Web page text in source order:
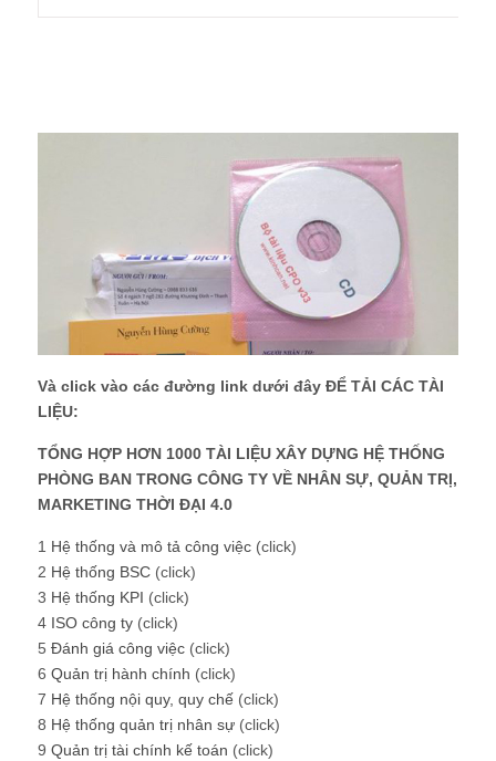
Và click vào các đường link dưới đây ĐỂ TẢI CÁC TÀI
LIỆU:
TỔNG HỢP HƠN 1000 TÀI LIỆU XÂY DỰNG HỆ THỐNG
PHÒNG BAN TRONG CÔNG TY VỀ NHÂN SỰ, QUẢN TRỊ,
MARKETING THỜI ĐẠI 4.0
1 Hệ thống và mô tả công việc (click)
2 Hệ thống BSC (click)
3 Hệ thống KPI (click)
4 ISO công ty (click)
5 Đánh giá công việc (click)
6 Quản trị hành chính (click)
7 Hệ thống nội quy, quy chế (click)
8 Hệ thống quản trị nhân sự (click)
9 Quản trị tài chính kế toán (click)